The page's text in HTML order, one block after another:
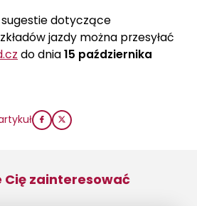
dotyczące
jazdy można przesyłać
do dnia15 października
Cię zainteresować